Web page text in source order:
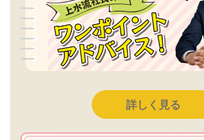
詳しく見る